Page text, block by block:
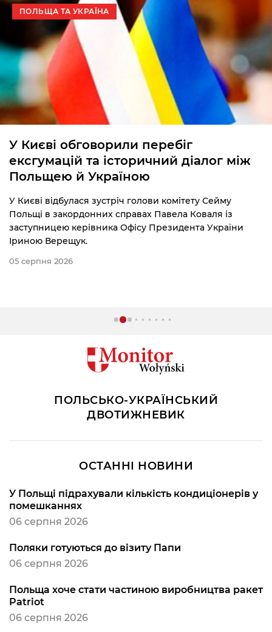
ПОЛЬЩА ТА УКРАЇНА
У Києві обговорили перебіг
ексгумацій та історичний діалог між
Польщею й Україною
У Києві відбулася зустріч голови комітету Сейму
Польщі в закордонних справах Павела Коваля із
заступницею керівника Офісу Президента України
Іриною Верещук.
05 серпня 2026
ПОЛЬСЬКО-УКРАЇНСЬКИЙ
ДВОТИЖНЕВИК
ОСТАННІ НОВИНИ
У Польщі підрахували кількість кондиціонерів у
помешканнях
06 серпня 2026
Поляки готуються до візиту Папи
06 серпня 2026
Польща хоче стати частиною виробництва ракет
Patriot
06 серпня 2026